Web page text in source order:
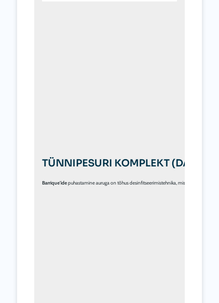
TÜNNIPESURI KOMPLEKT
Barrique'ide puhastamine auruga on tõhus desinfitseerimistehnika, mis kõrvaldab